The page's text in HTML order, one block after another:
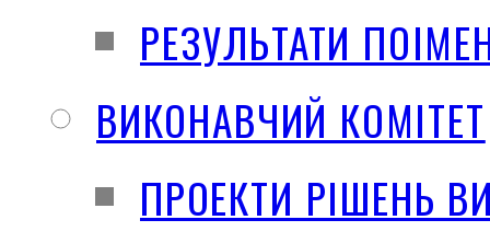
РЕЗУЛЬТАТИ
ВИКОНАВЧИЙ КОМІТЕТ
ПРОЕКТИ РІШЕНЬ